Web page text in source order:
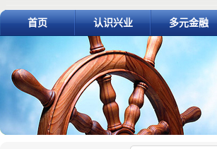
首页 认识兴业 多元金融